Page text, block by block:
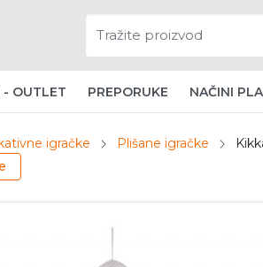
- OUTLET PREPORUKE NAČINI
igračke Plišane igračke